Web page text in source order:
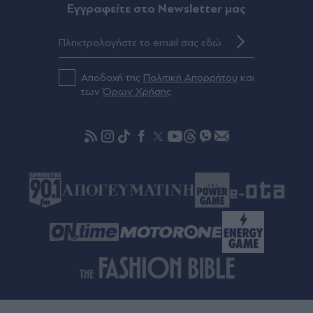
σε θάνατο - Έκκληση στον Τραμπ να αποτρέψει
Πριν 55 λεπτά
Πεζεσκιάν: "Τώρα είναι η καλύτερη στιγμή για
συμφωνία - Πολύ δύσκολη η επικοινωνία με τον
Μοτζτάμπα Χαμενεΐ"
Eγγραφείτε στο Newsletter μας
Αποδοχή της Πολιτική Απορρήτου και
τωνΌρων Χρήσης